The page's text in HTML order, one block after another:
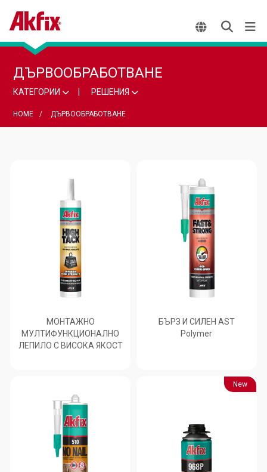
ДЪРВООБРАБОТВАНЕ
КАТЕГОРИИ РЕШЕНИЯ
HOME ДЪРВООБРАБОТВАНЕ
МОНТАЖНО
МУЛТИФУНКЦИОНАЛНО
ЛЕПИЛО С ВИСОКА ЯКОСТ
БЪРЗ И СИЛЕН AST
Polymer
New